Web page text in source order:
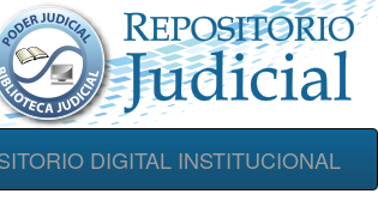
DIGITAL INSTITUCIONAL